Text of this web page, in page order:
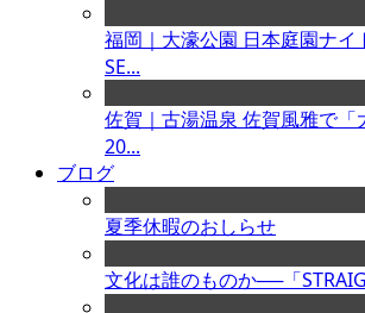
福岡｜大濠公園 日本庭園ナイ
SE...
佐賀｜古湯温泉 佐賀風雅で「
20...
ブログ
夏季休暇のおしらせ
文化は誰のものか──「